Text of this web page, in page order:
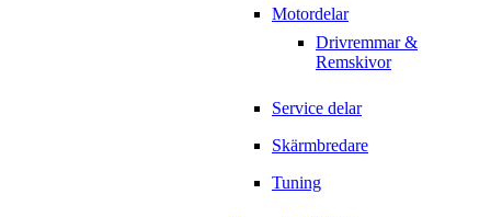
Motordelar
Drivremmar &
Remskivor
Service delar
Skärmbredare
Tuning